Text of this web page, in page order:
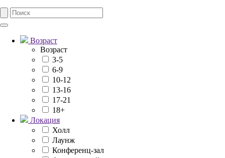
Возраст
Возраст
3-5
6-9
10-12
13-16
17-21
18+
Локация
Холл
Лаунж
Конференц-зал